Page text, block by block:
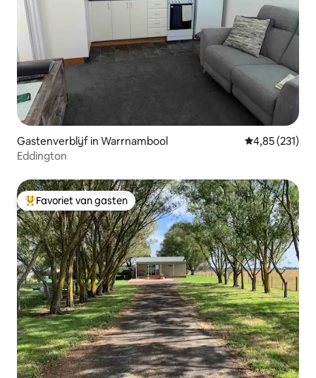
Gastenverblijf in Warrnambool Gemiddelde
4,85 (231)
Eddington
Topfavoriet van gasten
Favoriet van gasten